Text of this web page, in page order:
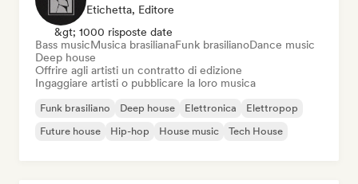
Etichetta, Editore
&gt; 1000 risposte date
Bass musicMusica brasilianaFunk brasilianoDance music
Deep house
Offrire agli artisti un contratto di edizione
Ingaggiare artisti o pubblicare la loro musica
Funk brasiliano Deep house Elettronica
Elettropop
Future house
Hip-hop House music Tech House